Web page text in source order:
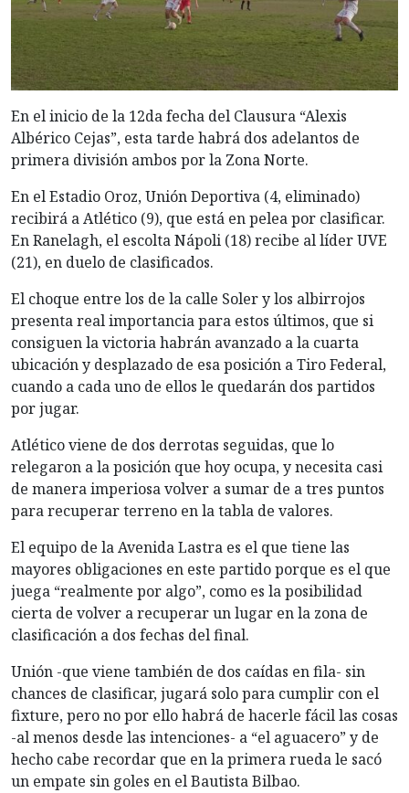
En el inicio de la 12da fecha del Clausura “Alexis
Albérico Cejas”, esta tarde habrá dos adelantos de
primera división ambos por la Zona Norte.
En el Estadio Oroz, Unión Deportiva (4, eliminado)
recibirá a Atlético (9), que está en pelea por clasificar.
En Ranelagh, el escolta Nápoli (18) recibe al líder UVE
(21), en duelo de clasificados.
El choque entre los de la calle Soler y los albirrojos
presenta real importancia para estos últimos, que si
consiguen la victoria habrán avanzado a la cuarta
ubicación y desplazado de esa posición a Tiro Federal,
cuando a cada uno de ellos le quedarán dos partidos
por jugar.
Atlético viene de dos derrotas seguidas, que lo
relegaron a la posición que hoy ocupa, y necesita casi
de manera imperiosa volver a sumar de a tres puntos
para recuperar terreno en la tabla de valores.
El equipo de la Avenida Lastra es el que tiene las
mayores obligaciones en este partido porque es el que
juega “realmente por algo”, como es la posibilidad
cierta de volver a recuperar un lugar en la zona de
clasificación a dos fechas del final.
Unión -que viene también de dos caídas en fila- sin
chances de clasificar, jugará solo para cumplir con el
fixture, pero no por ello habrá de hacerle fácil las cosas
-al menos desde las intenciones- a “el aguacero” y de
hecho cabe recordar que en la primera rueda le sacó
un empate sin goles en el Bautista Bilbao.